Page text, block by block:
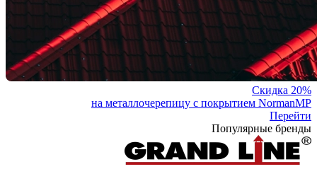
Скидка 20%
на металлочерепицу с покрытием NormanMP
Перейти
Популярные бренды